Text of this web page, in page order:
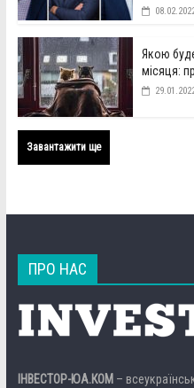
Якою
місяця:
Завантажити ще
ПРО НАС
ІНВЕСТОР-ЮА.КОМ –